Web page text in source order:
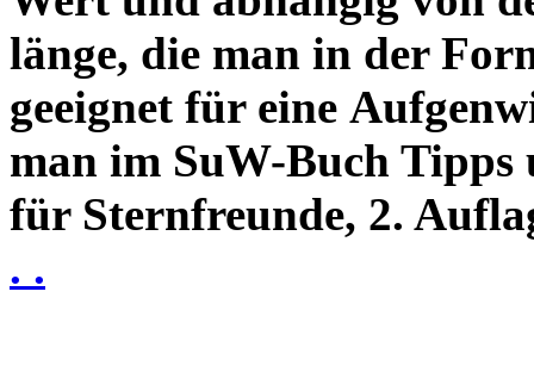
länge, die man in der
geeignet für eine
man im SuW-Buch Tipps
für Sternfreunde, 2.
. .